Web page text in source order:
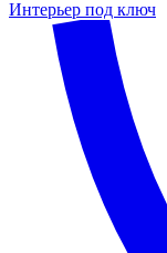
Интерьер под ключ